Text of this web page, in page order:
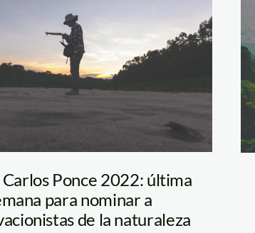
manu-
Ponce 2022: última
para nominar a
de la naturaleza